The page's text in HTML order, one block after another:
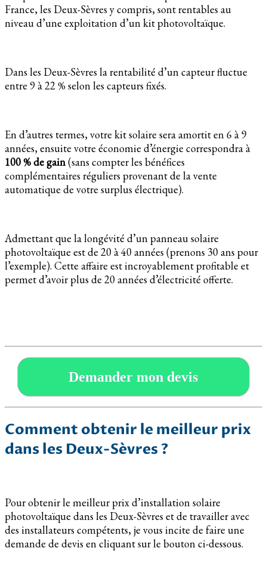
France, les Deux-Sèvres y compris, sont rentables au
niveau d’une exploitation d’un kit photovoltaïque.
Dans les Deux-Sèvres la rentabilité d’un capteur fluctue
entre 9 à 22 % selon les capteurs fixés.
En d’autres termes, votre kit solaire sera amortit en 6 à 9
années, ensuite votre économie d’énergie correspondra à
100 % de gain(sans compter les bénéfices
complémentaires réguliers provenant de la vente
automatique de votre surplus électrique).
Admettant que la longévité d’un panneau solaire
photovoltaïque est de 20 à 40 années (prenons 30 ans pour
l’exemple). Cette affaire est incroyablement profitable et
permet d’avoir plus de 20 années d’électricité offerte.
Demander mon devis
Comment obtenir le meilleur prix
dans les Deux-Sèvres ?
Pour obtenir le meilleur prix d’installation solaire
photovoltaïque dans les Deux-Sèvres et de travailler avec
des installateurs compétents, je vous incite de faire une
demande de devis en cliquant sur le bouton ci-dessous.